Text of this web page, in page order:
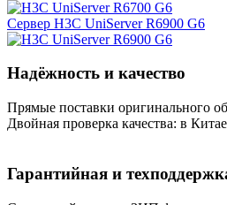
Сервер H3C UniServer R6900 G6
Надёжность и качество
Прямые поставки оригинального
Двойная проверка качества: в
Гарантийная и